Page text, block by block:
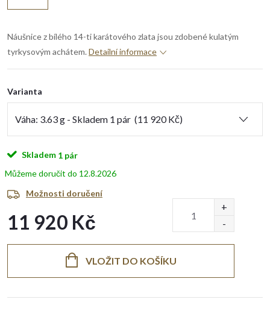
Náušnice z bílého 14-ti karátového zlata jsou zdobené kulatým
tyrkysovým achátem. Detailní informace
Varianta
Skladem 1 pár
12.8.2026
Možnosti doručení
11 920 Kč
VLOŽIT DO KOŠÍKU